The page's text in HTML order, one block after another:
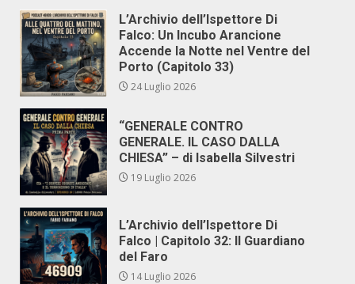
L’Archivio dell’Ispettore Di
Falco: Un Incubo Arancione
Accende la Notte nel Ventre del
Porto (Capitolo 33)
24 Luglio 2026
“GENERALE CONTRO
GENERALE. IL CASO DALLA
CHIESA” – di Isabella Silvestri
19 Luglio 2026
L’Archivio dell’Ispettore Di
Falco | Capitolo 32: Il Guardiano
del Faro
14 Luglio 2026